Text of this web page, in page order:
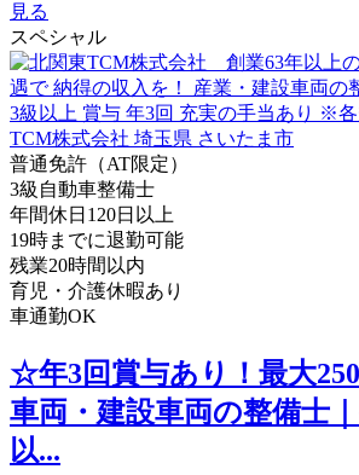
見る
スペシャル
普通免許（AT限定）
3級自動車整備士
年間休日120日以上
19時までに退勤可能
残業20時間以内
育児・介護休暇あり
車通勤OK
☆年3回賞与あり！最大
車両・建設車両の整備士
以...